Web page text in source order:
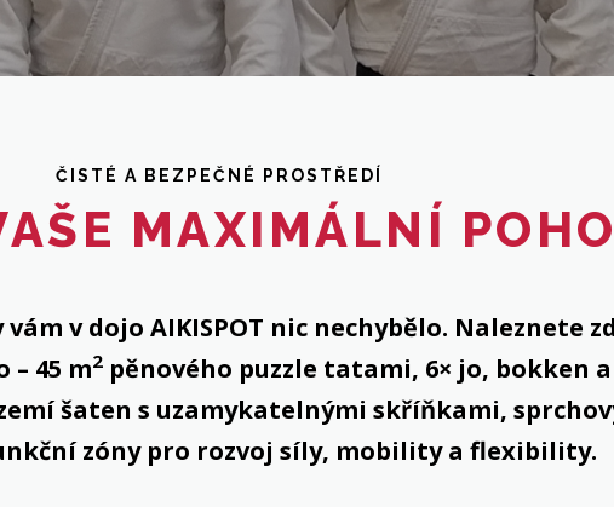
ČISTÉ A BEZPEČNÉ PROSTŘEDÍ
MAXIMÁLNÍ
v dojo AIKISPOT nic nechybělo. Naleznete
45 m2pěnového puzzle tatami, 6× jo, bokken
šaten s uzamykatelnými skříňkami,
zóny pro rozvoj síly, mobility a flexibility.